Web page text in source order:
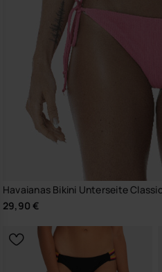
Havaianas Bikini Unterseite
29,90 €